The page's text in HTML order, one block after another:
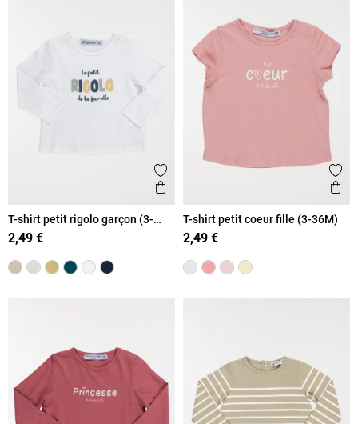
Ajouter aux favoris
Aperçu rapide
T-shirt petit rigolo garçon (3-
36M)
2,49 €
T-shirt petit coeur fille (3-36M)
2,49 €